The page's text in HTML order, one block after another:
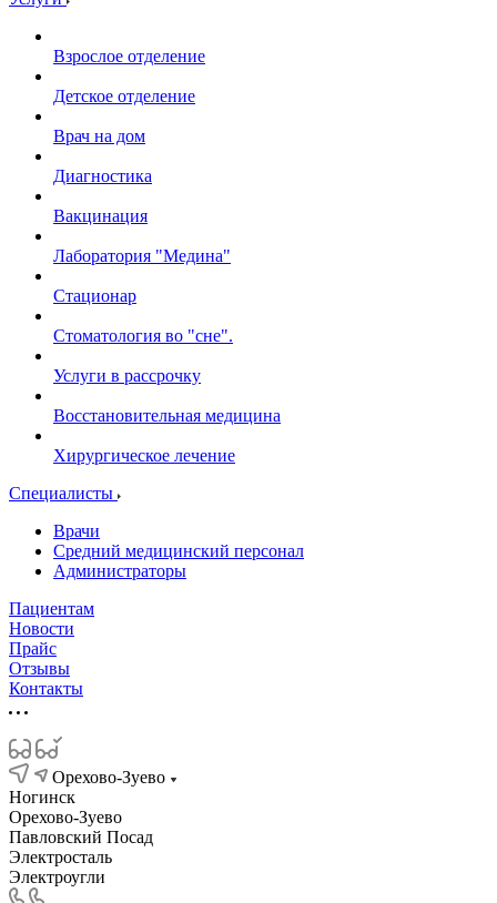
Взрослое отделение
Детское отделение
Врач на дом
Диагностика
Вакцинация
Лаборатория "Медина"
Стационар
Стоматология во "сне".
Услуги в рассрочку
Восстановительная медицина
Хирургическое лечение
Специалисты
Врачи
Средний медицинский персонал
Администраторы
Пациентам
Новости
Прайс
Отзывы
Контакты
Орехово-Зуево
Ногинск
Орехово-Зуево
Павловский Посад
Электросталь
Электроугли